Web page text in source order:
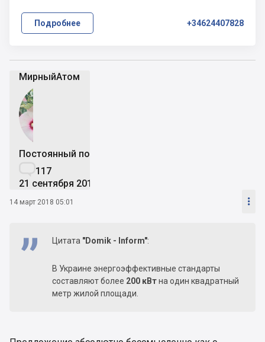
МирныйАтом
Постоянный пользователь
117
21 сентября 2016
14 март 2018 05:01 
Цитата "Domik - Inform":
В Украине энергоэффективные стандарты
составляют более 200 кВтна один квадратный
метр жилой площади.
Подробнее +34624407828